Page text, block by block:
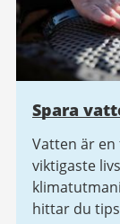
Spara
Vatten är
viktigaste
hittar du